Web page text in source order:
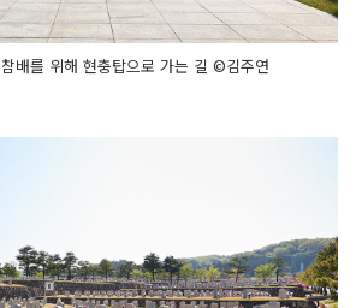
배를 위해 현충탑으로 가는 길 ©김주연